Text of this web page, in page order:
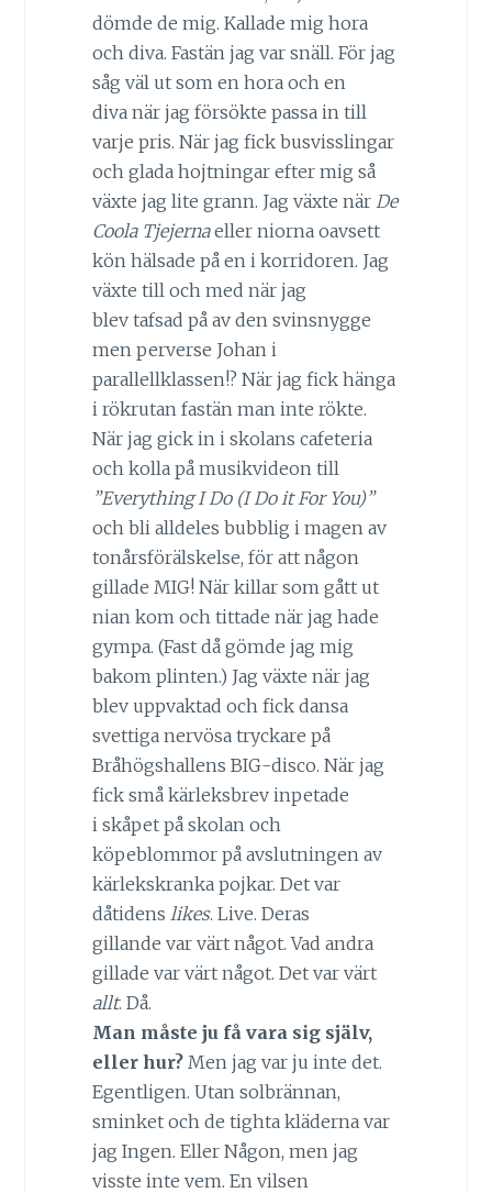
dömde de mig. Kallade mig hora
och diva. Fastän jag var snäll. För jag
såg väl ut som en hora och en
diva när jag försökte passa in till
varje pris. När jag fick busvisslingar
och glada hojtningar efter mig så
växte jag lite grann. Jag växte när De
Coola Tjejernaeller niorna oavsett
kön hälsade på en i korridoren. Jag
växte till och med när jag
blev tafsad på av den svinsnygge
men perverse Johan i
parallellklassen!? När jag fick hänga
i rökrutan fastän man inte rökte.
När jag gick in i skolans cafeteria
och kolla på musikvideon till
”Everything I Do (I Do it For You)”
och bli alldeles bubblig i magen av
tonårsförälskelse, för att någon
gillade MIG! När killar som gått ut
nian kom och tittade när jag hade
gympa. (Fast då gömde jag mig
bakom plinten.) Jag växte när jag
blev uppvaktad och fick dansa
svettiga nervösa tryckare på
Bråhögshallens BIG-disco. När jag
fick små kärleksbrev inpetade
i skåpet på skolan och
köpeblommor på avslutningen av
kärlekskranka pojkar. Det var
dåtidens likes. Live. Deras
gillande var värt något. Vad andra
gillade var värt något. Det var värt
allt. Då.
Man måste ju få vara sig själv,
eller hur?Men jag var ju inte det.
Egentligen. Utan solbrännan,
sminket och de tighta kläderna var
jag Ingen. Eller Någon, men jag
visste inte vem. En vilsen